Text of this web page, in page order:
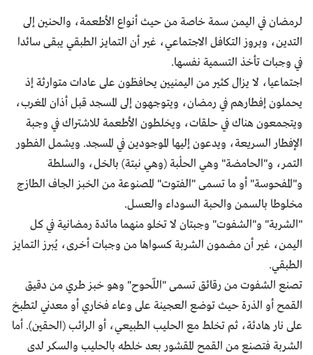
لرمضان في اليمن سمة خاصة من حيث أنواع الأطعمة، والحنين إلى
التدين، وبروز التكافل الاجتماعي، غير أن التمايز الطبقي يبقى سائدا
في وجبات تأخذ التسمية نفسها.
اجتماعيا، لا يزال كثير من اليمنيين يحافظون على عادات متوارثة إذ
يحملون إفطارهم في رمضان، ويتوجهون إلى المسجد قبل أذان المغرب،
ويتجمعون هناك في حلقات، ويخلطون الأطعمة للاشتراك في وجبة
الإفطار السريعة، ويدعون إليها الموجودين في المسجد. ويشمل الفطور
التمر، و"الحامضة" وهي الحلْبة (وهي نبتة) بالخل، والسلطة
و"المفحوسة" أو ما تسمى "الفتوت" المصنوعة من الخبز الجاف الطازج
مخلوطا بالسمن والحبة السوداء والعسل.
"الشربة" و"الشفوت" وجبتان لا تخلو منهما مائدة رمضانية في كل
اليمن، غير أن مضمون الشربة كسواها من وجبات أخرى، يُبرز التمايز
الطبقي.
تصنع الشفوت من رقائق تسمى "اللّحوح" وهو خبز طري من دقيق
القمح أو الذرة حيث توضع العجينة على وعاء فخاري أو معدني لتطبخ
على نار هادئة، ثم تخلط مع الحليب الطبيعي، أو الرائب (الحقين). أما
الشربة فتصنع من القمح المقشور بعد خلطه بالحليب والسكر لدى